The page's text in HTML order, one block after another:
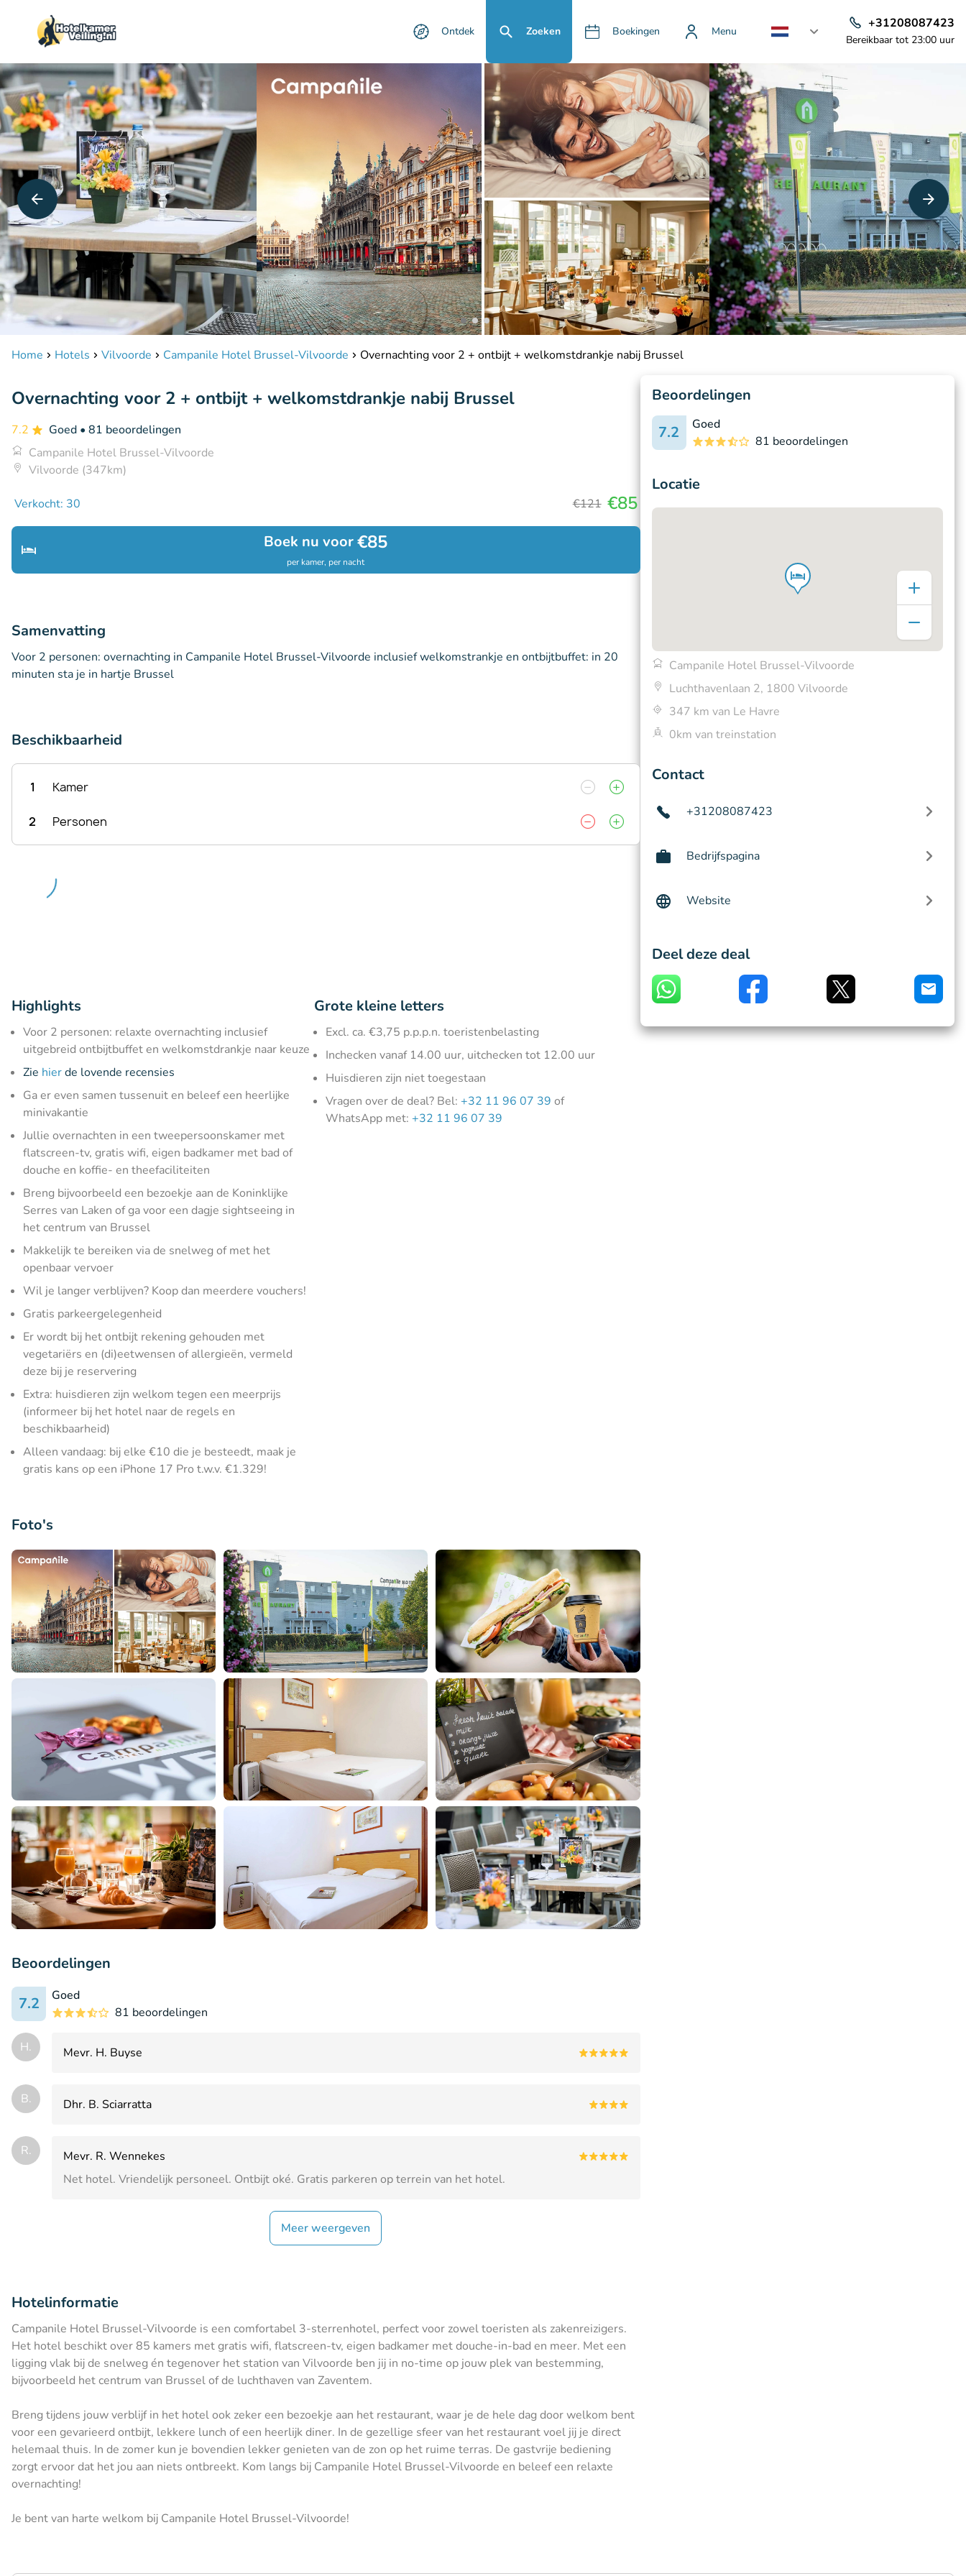
Ontdek Zoeken Boekingen Menu
+31208087423
Bereikbaar tot 23:00 uur
Home Hotels Vilvoorde Campanile Hotel Brussel-Vilvoorde Overnachting voor 2 + ontbijt + welkomstdrankje nabij Brussel
Overnachting voor 2 + ontbijt + welkomstdrankje nabij Brussel
7.2 Goed • 81 beoordelingen
Campanile Hotel Brussel-Vilvoorde
Vilvoorde (347km)
Verkocht: 30 €121 €85
Boek nu voor€85
per kamer, per nacht
Samenvatting
Voor 2 personen: overnachting in Campanile Hotel Brussel-Vilvoorde inclusief welkomstrankje en ontbijtbuffet: in 20
minuten sta je in hartje Brussel
Beschikbaarheid
1 Kamer
2 Personen
Highlights
Voor 2 personen: relaxte overnachting inclusief
uitgebreid ontbijtbuffet en welkomstdrankje naar keuze
Zie hierde lovende recensies
Ga er even samen tussenuit en beleef een heerlijke
minivakantie
Jullie overnachten in een tweepersoonskamer met
flatscreen-tv, gratis wifi, eigen badkamer met bad of
douche en koffie- en theefaciliteiten
Breng bijvoorbeeld een bezoekje aan de Koninklijke
Serres van Laken of ga voor een dagje sightseeing in
het centrum van Brussel
Makkelijk te bereiken via de snelweg of met het
openbaar vervoer
Wil je langer verblijven? Koop dan meerdere vouchers!
Gratis parkeergelegenheid
Er wordt bij het ontbijt rekening gehouden met
vegetariërs en (di)eetwensen of allergieën, vermeld
deze bij je reservering
Extra: huisdieren zijn welkom tegen een meerprijs
(informeer bij het hotel naar de regels en
beschikbaarheid)
Alleen vandaag: bij elke €10 die je besteedt, maak je
gratis kans op een iPhone 17 Pro t.w.v. €1.329!
Grote kleine letters
Excl. ca. €3,75 p.p.p.n. toeristenbelasting
Inchecken vanaf 14.00 uur, uitchecken tot 12.00 uur
Huisdieren zijn niet toegestaan
Vragen over de deal? Bel:+32 11 96 07 39 of
WhatsApp met:+32 11 96 07 39
Foto's
Beoordelingen
7.2
Goed
81 beoordelingen
H. Mevr. H. Buyse
B. Dhr. B. Sciarratta
R.
Mevr. R. Wennekes
Net hotel. Vriendelijk personeel. Ontbijt oké. Gratis parkeren op terrein van het hotel.
Meer weergeven
Hotelinformatie
Campanile Hotel Brussel-Vilvoorde is een comfortabel 3-sterrenhotel, perfect voor zowel toeristen als zakenreizigers.
Het hotel beschikt over 85 kamers met gratis wifi, flatscreen-tv, eigen badkamer met douche-in-bad en meer. Met een
ligging vlak bij de snelweg én tegenover het station van Vilvoorde ben jij in no-time op jouw plek van bestemming,
bijvoorbeeld het centrum van Brussel of de luchthaven van Zaventem.
Breng tijdens jouw verblijf in het hotel ook zeker een bezoekje aan het restaurant, waar je de hele dag door welkom bent
voor een gevarieerd ontbijt, lekkere lunch of een heerlijk diner. In de gezellige sfeer van het restaurant voel jij je direct
helemaal thuis. In de zomer kun je bovendien lekker genieten van de zon op het ruime terras. De gastvrije bediening
zorgt ervoor dat het jou aan niets ontbreekt. Kom langs bij Campanile Hotel Brussel-Vilvoorde en beleef een relaxte
overnachting!
Je bent van harte welkom bij Campanile Hotel Brussel-Vilvoorde!
Beoordelingen
7.2
Goed
81 beoordelingen
Locatie
Campanile Hotel Brussel-Vilvoorde
Luchthavenlaan 2, 1800 Vilvoorde
347 km van Le Havre
0km van treinstation
Contact
+31208087423
Bedrijfspagina
Website
Deel deze deal